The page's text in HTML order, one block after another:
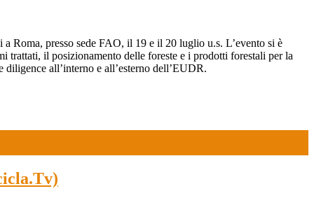
Roma, presso sede FAO, il 19 e il 20 luglio u.s. L’evento si è
il posizionamento delle foreste e i prodotti forestali per la
all’interno e all’esterno dell’EUDR.